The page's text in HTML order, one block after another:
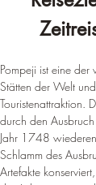
Pompeji ist eine
Stätten der Welt
Touristenattraktion.
durch den Ausbruch
Jahr 1748
Schlamm des
Artefakte